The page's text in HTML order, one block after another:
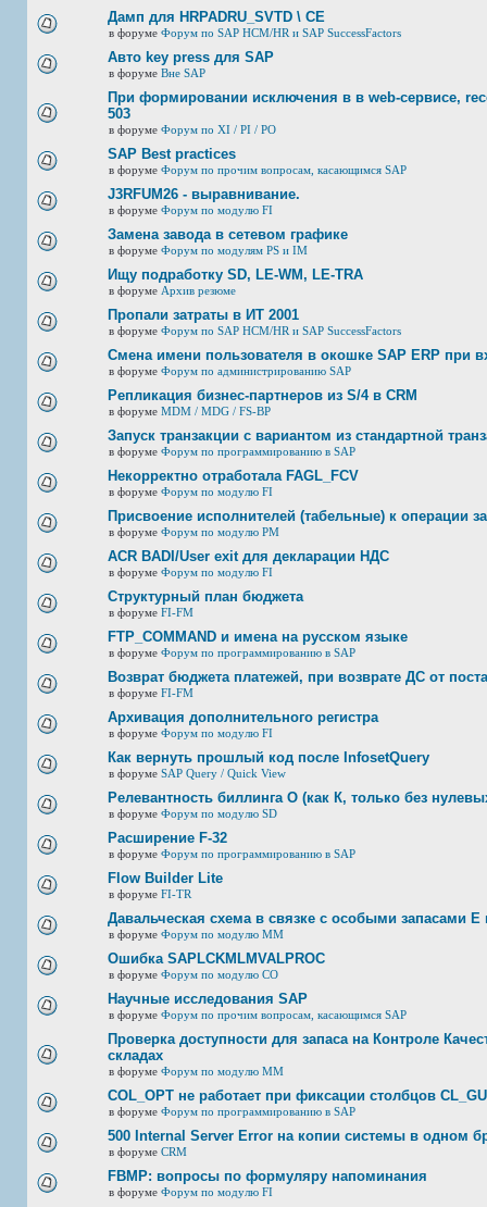
Дамп для HRPADRU_SVTD \ CE
в форуме Форум по SAP HCM/HR и SAP SuccessFactors
Авто key press для SAP
в форуме Вне SAP
При формировании исключения в в web-сервисе,
503
в форуме Форум по XI / PI / РО
SAP Best practices
в форуме Форум по прочим вопросам, касающимся SAP
J3RFUМ26 - выравнивание.
в форуме Форум по модулю FI
Замена завода в сетевом графике
в форуме Форум по модулям PS и IM
Ищу подработку SD, LE-WM, LE-TRA
в форуме Архив резюме
Пропали затраты в ИТ 2001
в форуме Форум по SAP HCM/HR и SAP SuccessFactors
Смена имени пользователя в окошке SAP ERP при
в форуме Форум по администрированию SAP
Репликация бизнес-партнеров из S/4 в CRM
в форуме MDM / MDG / FS-BP
Запуск транзакции с вариантом из стандартной
в форуме Форум по программированию в SAP
Некорректно отработала FAGL_FCV
в форуме Форум по модулю FI
Присвоение исполнителей (табельные) к операции
в форуме Форум по модулю РМ
ACR BADI/User exit для декларации НДС
в форуме Форум по модулю FI
Структурный план бюджета
в форуме FI-FM
FTP_COMMAND и имена на русском языке
в форуме Форум по программированию в SAP
Возврат бюджета платежей, при возврате ДС от
в форуме FI-FM
Архивация дополнительного регистра
в форуме Форум по модулю FI
Как вернуть прошлый код после InfosetQuery
в форуме SAP Query / Quick View
Релевантность биллинга О (как К, только без
в форуме Форум по модулю SD
Расширение F-32
в форуме Форум по программированию в SAP
Flow Builder Lite
в форуме FI-TR
Давальческая схема в связке с особыми запасами E
в форуме Форум по модулю ММ
Ошибка SAPLCKMLMVALPROC
в форуме Форум по модулю СО
Научные исследования SAP
в форуме Форум по прочим вопросам, касающимся SAP
Проверка доступности для запаса на Контроле
складах
в форуме Форум по модулю ММ
COL_OPT не работает при фиксации столбцов
в форуме Форум по программированию в SAP
500 Internal Server Error на копии системы в одном
в форуме CRM
FBMP: вопросы по формуляру напоминания
в форуме Форум по модулю FI